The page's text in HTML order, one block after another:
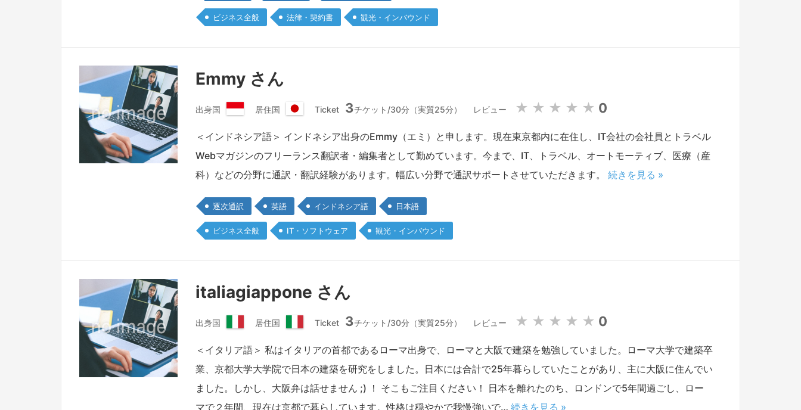
ビジネス全般 法律・契約書 観光・インバウンド
Emmy さん
出身国
イ
ン
ネ
シ
共
和
国
居住国
日
本
Ticket 3チケット/30分（実質25分） レビュー ★ ★ ★ ★ ★ 0
＜インドネシア語＞ インドネシア出身のEmmy（エミ）と申します。現在東京都内に在住し、IT会社の会社員とトラベル
Webマガジンのフリーランス翻訳者・編集者として勤めています。今まで、IT、トラベル、オートモーティブ、医療（産
科）などの分野に通訳・翻訳経験があります。幅広い分野で通訳サポートさせていただきます。 続きを見る »
逐次通訳 英語 インドネシア語 日本語
ビジネス全般 IT・ソフトウェア 観光・インバウンド
italiagiappone さん
出身国
イ
タ
リ
ア
共
和
居住国
イ
タ
リ
ア
共
和
Ticket 3チケット/30分（実質25分） レビュー ★ ★ ★ ★ ★ 0
＜イタリア語＞ 私はイタリアの首都であるローマ出身で、ローマと大阪で建築を勉強していました。ローマ大学で建築卒
業、京都大学大学院で日本の建築を研究をしました。日本には合計で25年暮らしていたことがあり、主に大阪に住んでい
ました。しかし、大阪弁は話せません ;) ！ そこもご注目ください！ 日本を離れたのち、ロンドンで5年間過ごし、ロー
マで２年間、現在は京都で暮らしています。性格は穏やかで我慢強いで… 続きを見る »